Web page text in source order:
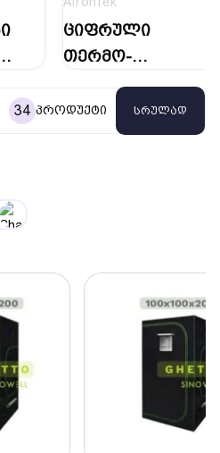
ციფრული
თერმო-
34 პროდუქტი სრულად